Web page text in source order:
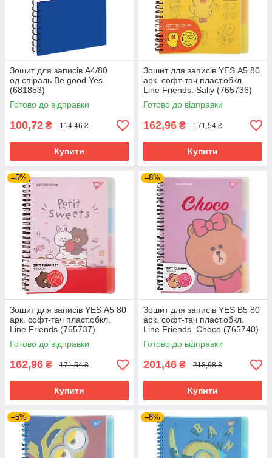
Зошит для записів А4/80
од.спіраль Be good Yes
(681853)
Готово до відправки
100,72 ₴ 114,46 ₴
Купити
Зошит для записів YES А5 80
арк. софт-тач пласт.обкл.
Line Friends. Sally (765736)
Готово до відправки
162,96 ₴ 171,54 ₴
Купити
–5%
Зошит для записів YES А5 80
арк. софт-тач пласт.обкл.
Line Friends (765737)
Готово до відправки
162,96 ₴ 171,54 ₴
Купити
–8%
Зошит для записів YES В5 80
арк. софт-тач пласт.обкл.
Line Friends. Choco (765740)
Готово до відправки
201,46 ₴ 218,98 ₴
Купити
–5% –8%